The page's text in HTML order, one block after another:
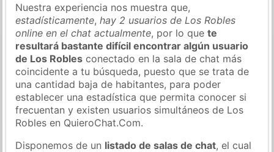
Nuestra experiencia nos muestra que,
estadísticamente,hay 2 usuarios de Los Robles
online en el chat actualmente, por lo quete
resultará bastante difícil encontrar algún usuario
de Los Robles conectado en la sala de chat más
coincidente a tu búsqueda, puesto que se trata de
una cantidad baja de habitantes, para poder
establecer una estadística que permita conocer si
frecuentan y existen usuarios simultáneos de Los
Robles en QuieroChat.Com.
Disponemos de un listado de salas de chat, el cual